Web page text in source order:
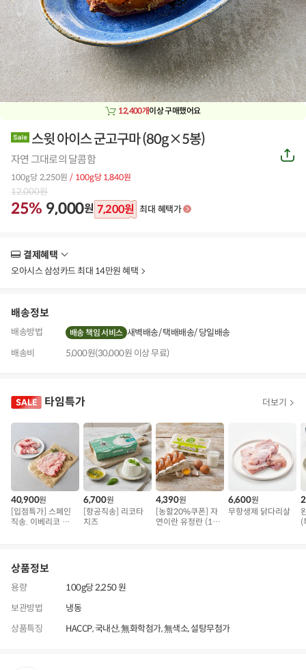
12,400개이상 구매했어요
스윗 아이스 군고구마 (80g×5봉)
자연 그대로의 달콤함
100g당 2,250원 / 100g당 1,840원
12,000원
25% 9,000원 7,200원 최대 혜택가
공
유
결제혜택
보
오아시스 삼성카드 최대 14만원 혜택
배송정보
배송방법 배송 책임 서비스 새벽배송 택배배송 당일배송
배송비
5,000원(30,000원 이상 무료)
타임특가 더보기
40,900원
[입점특가] 스페인
직송. 이베리코 삼
6,700원
[항공직송] 리코타
치즈
4,390원
[농할20%쿠폰] 자
연이란 유정란 (10
6,600원
무항생제 닭다리살
(
상품정보
용량
100g당 2,250 원
보관방법
냉동
상품특징
HACCP, 국내산, 無화학첨가, 無색소, 설탕무첨가